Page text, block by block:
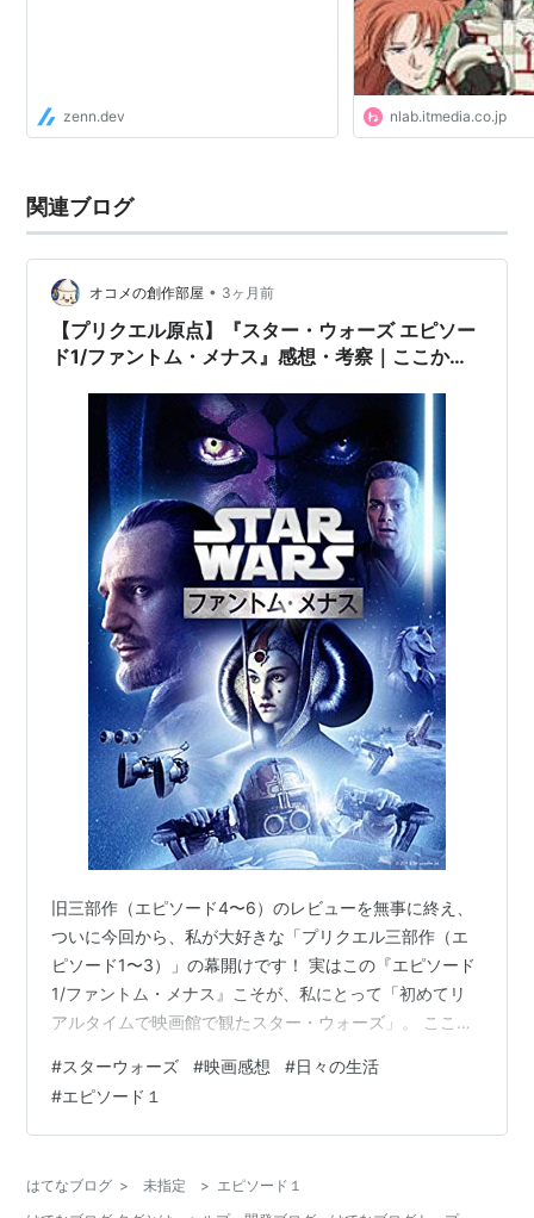
zenn.dev nlab.itmedia.co.jp
関連ブログ
オコメの創作部屋 • 3ヶ月前
【プリクエル原点】『スター・ウォーズ エピソー
ド1/ファントム・メナス』感想・考察｜ここから
の熱狂 🌌✨（🎥趣味の世界：映画編）
旧三部作（エピソード4〜6）のレビューを無事に終え、
ついに今回から、私が大好きな「プリクエル三部作（エ
ピソード1〜3）」の幕開けです！ 実はこの『エピソード
1/ファントム・メナス』こそが、私にとって「初めてリ
アルタイムで映画館で観たスター・ウォーズ」。 ここか
ー」の原点である本作の魅力を、当時のノスタルジーと
ともに語り尽くします！ （⚠️注意：この記事には『エピ
ソード1』およびシリーズ全体の重大なネタバレが含まれ
る！アナキン・スカイウォーカーのポッドレース｜ファ
#スターウォーズ #映画感想 #日々の生活
#エピソード１
はてなブログ > 未指定 > エピソード１